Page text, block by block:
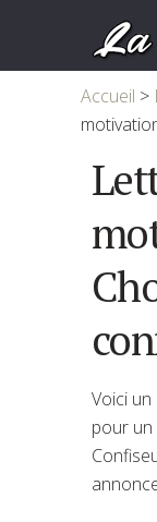
Accueil >
Voici
pour